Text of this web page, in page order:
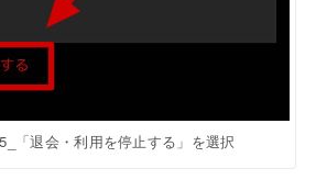
「退会・利用を停止する」を選択